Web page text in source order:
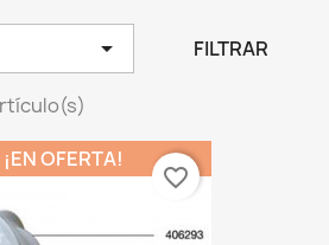
 FILTRAR
¡EN OFERTA!
favorite_border